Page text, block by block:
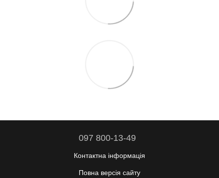
097 800-13-49
Контактна інформація
Повна версія сайту